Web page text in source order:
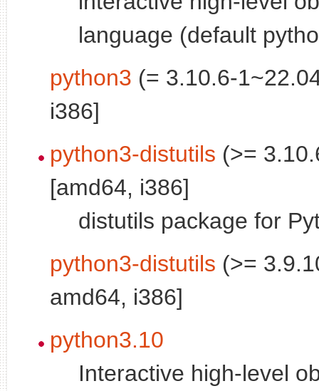
language (default
python3 (= 3.10.6-
i386]
python3-distutils (>=
[amd64, i386]
distutils package for
python3-distutils (>=
amd64, i386]
python3.10
Interactive high-level